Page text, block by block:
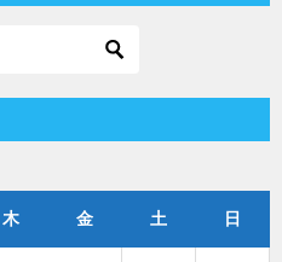
木 金 土 日